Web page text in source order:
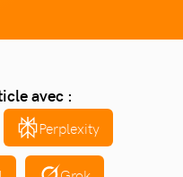
avec :
Perplexity